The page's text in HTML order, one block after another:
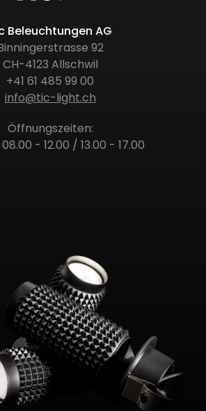
Beleuchtungen AG
92
CH-4123 Allschwil
+41 61 485 99 00
info@tic-light.ch
Öffnungszeiten:
- 12.00 / 13.00 - 17.00